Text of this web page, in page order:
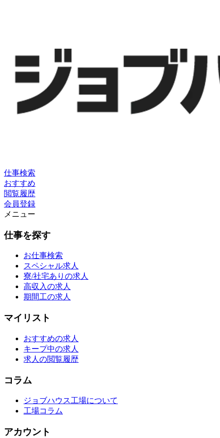
仕事検索
おすすめ
閲覧履歴
会員登録
メニュー
仕事を探す
お仕事検索
スペシャル求人
寮/社宅ありの求人
高収入の求人
期間工の求人
マイリスト
おすすめの求人
キープ中の求人
求人の閲覧履歴
コラム
ジョブハウス工場について
工場コラム
アカウント